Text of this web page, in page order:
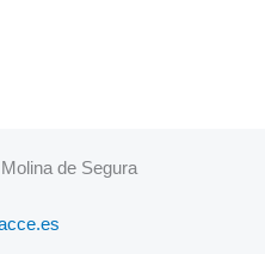
de Segura